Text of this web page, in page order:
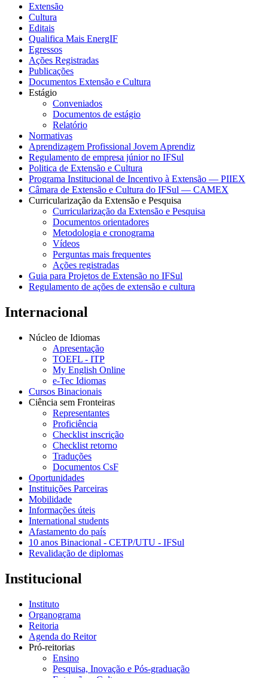
Extensão
Cultura
Editais
Qualifica Mais EnergIF
Egressos
Ações Registradas
Publicações
Documentos Extensão e Cultura
Estágio
Conveniados
Documentos de estágio
Relatório
Normativas
Aprendizagem Profissional Jovem Aprendiz
Regulamento de empresa júnior no IFSul
Politica de Extensão e Cultura
Programa Institucional de Incentivo à Extensão — PIIEX
Câmara de Extensão e Cultura do IFSul — CAMEX
Curricularização da Extensão e Pesquisa
Curricularização da Extensão e Pesquisa
Documentos orientadores
Metodologia e cronograma
Vídeos
Perguntas mais frequentes
Ações registradas
Guia para Projetos de Extensão no IFSul
Regulamento de ações de extensão e cultura
Internacional
Núcleo de Idiomas
Apresentação
TOEFL - ITP
My English Online
e-Tec Idiomas
Cursos Binacionais
Ciência sem Fronteiras
Representantes
Proficiência
Checklist inscrição
Checklist retorno
Traduções
Documentos CsF
Oportunidades
Instituições Parceiras
Mobilidade
Informações úteis
International students
Afastamento do país
10 anos Binacional - CETP/UTU - IFSul
Revalidação de diplomas
Institucional
Instituto
Organograma
Reitoria
Agenda do Reitor
Pró-reitorias
Ensino
Pesquisa, Inovação e Pós-graduação